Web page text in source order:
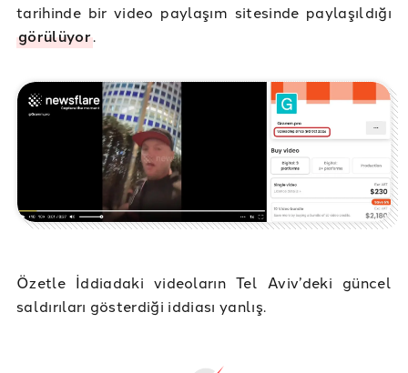
tarihinde bir video paylaşım sitesinde paylaşıldığı
görülüyor.
Özetle İddiadaki videoların Tel Aviv’deki güncel
saldırıları gösterdiği iddiası yanlış.